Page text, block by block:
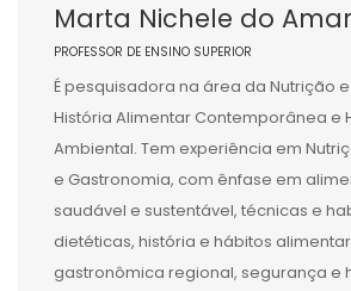
Marta Nichele do
PROFESSOR DE ENSINO SUPERIOR
É pesquisadora na área da Nutrição
História Alimentar Contemporânea e
Ambiental. Tem experiência em
e Gastronomia, com ênfase em
saudável e sustentável, técnicas e
dietéticas, história e hábitos
gastronômica regional, segurança e